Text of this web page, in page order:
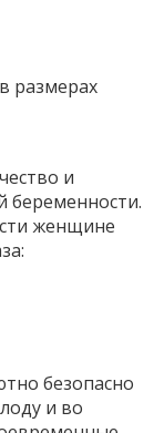
размерах
и
беременности.
женщине
безопасно
и во